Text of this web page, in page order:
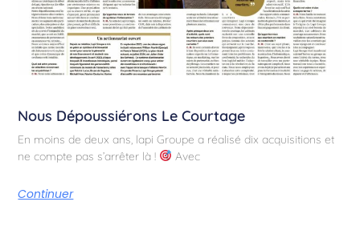
Nous Dépoussiérons Le Courtage
En moins de deux ans, lapi Groupe a réalisé dix acquisitions et
ne compte pas s’arrêter là !
Avec
Continuer